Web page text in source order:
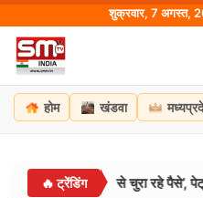
content
शुक्रवार, 7 अगस्त,
होम खंडवा
🔥 ट्रेंडिंग
जेब से चुरा रहे पैसे’, पेट्रोलियम मंत्री